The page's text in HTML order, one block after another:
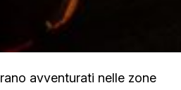
avventurati nelle zone